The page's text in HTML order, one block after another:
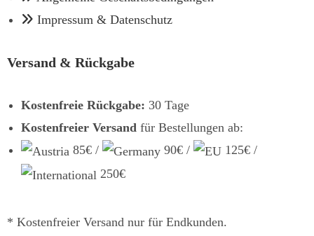
Impressum & Datenschutz
Versand & Rückgabe
Kostenfreie Rückgabe: 30 Tage
Kostenfreier Versand für Bestellungen ab:
85€ /
90€ /
125€ /
250€
* Kostenfreier Versand nur für Endkunden.